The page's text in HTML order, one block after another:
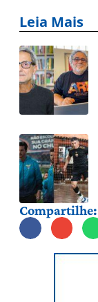
Leia Mais
Compartilhe: